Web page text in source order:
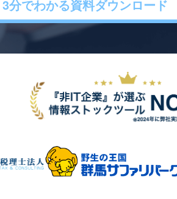
3分でわかる資料ダウンロード